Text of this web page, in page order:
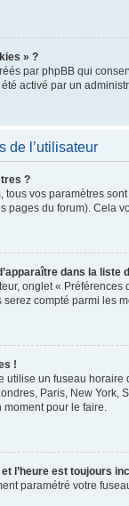
» ?
par phpBB qui
activé par un
de l’utilisateur
?
tous vos paramètres
pages du forum). Cela
dans la liste
onglet « Préférences
compté parmi les
!
utilise un fuseau
Paris, New York,
moment pour le faire.
l’heure est toujours
paramétré votre